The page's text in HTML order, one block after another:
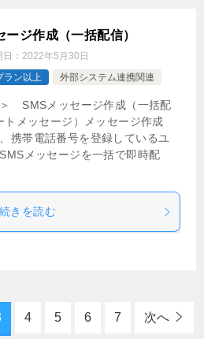
ジ作成（一括配信）
： 2022年5月30日
ラン以上 外部システム連携関連
SMSメッセージ作成（一括配
メッセージ）メッセージ作成
携帯電話番号を登録しているユ
メッセージを一括で即時配
続きを読む
4 5 6 7 次へ